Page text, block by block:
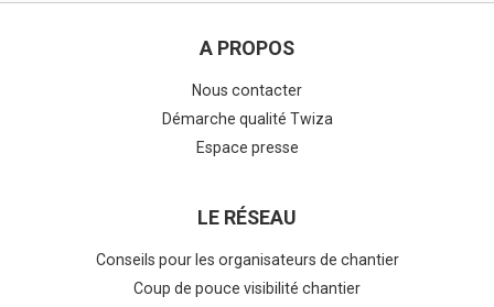
A PROPOS
Nous contacter
Démarche qualité Twiza
Espace presse
LE RÉSEAU
Conseils pour les organisateurs de chantier
Coup de pouce visibilité chantier